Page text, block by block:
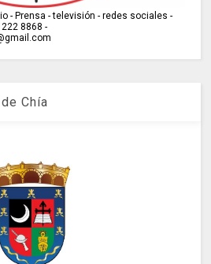
- Prensa - televisión - redes sociales -
8868 -
Chía